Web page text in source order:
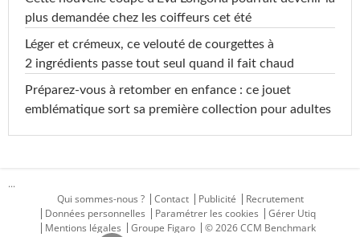
plus demandée chez les coiffeurs cet été
Léger et crémeux, ce velouté de courgettes à
2 ingrédients passe tout seul quand il fait chaud
Préparez-vous à retomber en enfance : ce jouet
emblématique sort sa première collection pour adultes
...
Qui sommes-nous ?
Contact Publicité
Recrutement
Données personnelles
Paramétrer les cookies
Gérer Utiq
Mentions légales
Groupe Figaro © 2026 CCM Benchmark